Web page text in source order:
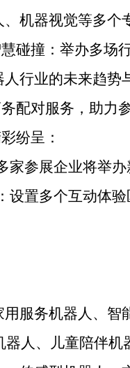
机器视觉等多个
碰撞：举办多场
行业的未来趋势
配对服务，助力
纷呈：
家参展企业将举
设置多个互动体
用服务机器人、
器人、儿童陪伴